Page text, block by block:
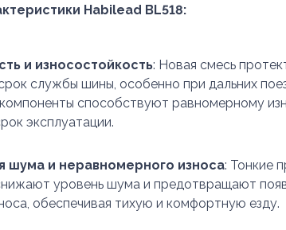
Habilead BL518:
и износостойкость: Новая смесь
службы шины, особенно при дальних
способствуют равномерному
эксплуатации.
шума и неравномерного износа: Тонкие
уровень шума и предотвращают
обеспечивая тихую и комфортную езду.